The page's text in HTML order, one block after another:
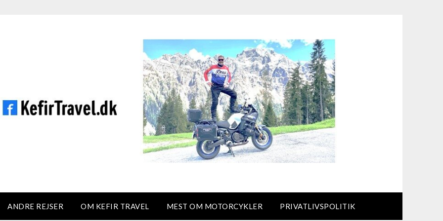
ANDRE REJSER OM KEFIR TRAVEL MEST OM MOTORCYKLER PRIVATLIVSPOLITIK